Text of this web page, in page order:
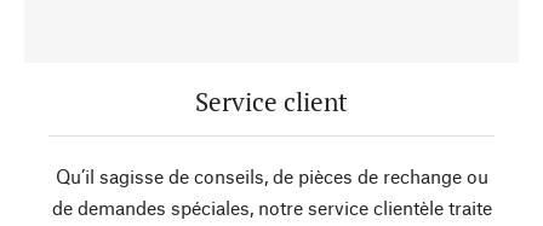
Service client
Qu’il sagisse de conseils, de pièces de rechange ou
de demandes spéciales, notre service clientèle traite